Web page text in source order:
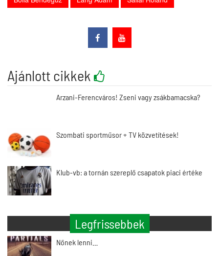
Ajánlott cikkek
Arzani-Ferencváros! Zseni vagy zsákbamacska?
Szombati sportműsor + TV közvetítések!
Klub-vb: a tornán szereplő csapatok piaci értéke
Legfrissebbek
Nőnek lenni…